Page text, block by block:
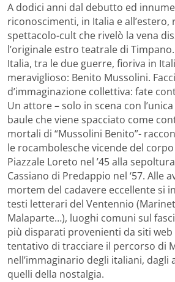
A dodici anni dal debutto ed
riconoscimenti, in Italia e
spettacolo-cult che rivelò la vena
l’originale estro teatrale di
Italia, tra le due guerre, fioriva in
meraviglioso: Benito Mussolini.
d’immaginazione collettiva: fate
Un attore – solo in scena con
baule che viene spacciato come
mortali di “Mussolini Benito”-
le rocambolesche vicende del
Piazzale Loreto nel ’45 alla
Cassiano di Predappio nel ‘57. Alle
mortem del cadavere eccellente si
testi letterari del Ventennio
Malaparte…), luoghi comuni sul
più disparati provenienti da siti web
tentativo di tracciare il percorso di
nell’immaginario degli italiani, dagli
quelli della nostalgia.